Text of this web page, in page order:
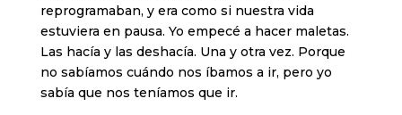
reprogramaban, y era como si nuestra vida
estuviera en pausa. Yo empecé a hacer maletas.
Las hacía y las deshacía. Una y otra vez. Porque
no sabíamos cuándo nos íbamos a ir, pero yo
sabía que nos teníamos que ir.